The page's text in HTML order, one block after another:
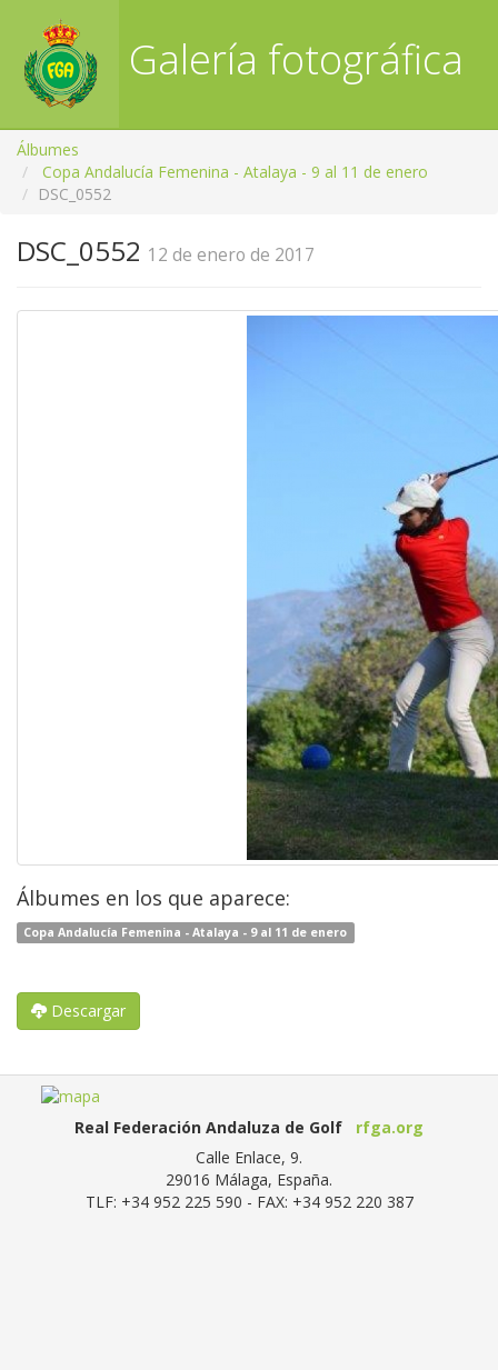
Galería fotográfica
RFGA
Álbumes
Copa Andalucía Femenina - Atalaya - 9 al 11 de enero
DSC_0552
DSC_0552 12 de enero de 2017
Álbumes en los que aparece:
Copa Andalucía Femenina - Atalaya - 9 al 11 de enero
Descargar
Real Federación Andaluza de Golf
rfga.org
Calle Enlace, 9.
29016 Málaga, España.
TLF: +34 952 225 590 - FAX: +34 952 220 387